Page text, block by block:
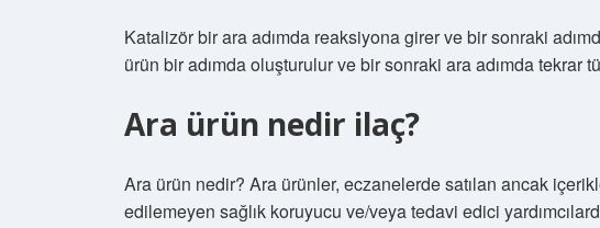
Katalizör bir ara adımda reaksiyona girer ve bir sonraki
ürün bir adımda oluşturulur ve bir sonraki ara adımda tekrar
Ara ürün nedir ilaç?
Ara ürün nedir? Ara ürünler, eczanelerde satılan ancak
edilemeyen sağlık koruyucu ve/veya tedavi edici